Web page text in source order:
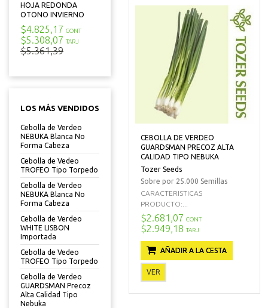
HOJA REDONDA
OTONO INVIERNO
$4.825,17 CONT
$5.308,07 TARJ
$5.361,39
LOS MÁS VENDIDOS
Cebolla de Verdeo
NEBUKA Blanca No
Forma Cabeza
Cebolla de Vedeo
TROFEO Tipo Torpedo
Cebolla de Verdeo
NEBUKA Blanca No
Forma Cabeza
Cebolla de Verdeo
WHITE LISBON
Importada
Cebolla de Vedeo
TROFEO Tipo Torpedo
Cebolla de Verdeo
GUARDSMAN Precoz
Alta Calidad Tipo
Nebuka
CEBOLLA DE VERDEO
GUARDSMAN PRECOZ ALTA
CALIDAD TIPO NEBUKA
Tozer Seeds
Sobre por 25.000 Semillas
CARACTERISTICAS
PRODUCTO:...
$2.681,07 CONT
$2.949,18 TARJ
AÑADIR A LA CESTA
VER